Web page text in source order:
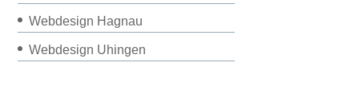
Webdesign Hagnau
Webdesign Uhingen